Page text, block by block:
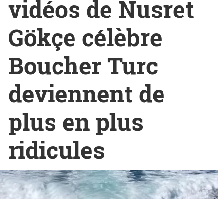
vidéos de Nusret
Gökçe célèbre
Boucher Turc
deviennent de
plus en plus
ridicules